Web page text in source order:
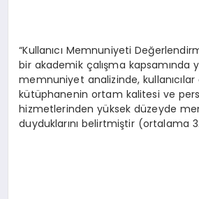
“Kullanıcı Memnuniyeti
bir akademik çalışma kapsamında
memnuniyet analizinde,
kütüphanenin ortam kalitesi ve
hizmetlerinden yüksek düzeyde
duyduklarını belirtmiştir (ortalama